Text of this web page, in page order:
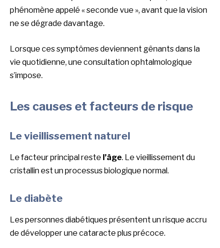
phénomène appelé « seconde vue », avant que la vision
ne se dégrade davantage.
Lorsque ces symptômes deviennent gênants dans la
vie quotidienne, une consultation ophtalmologique
s’impose.
Les causes et facteurs de risque
Le vieillissement naturel
Le facteur principal reste l’âge. Le vieillissement du
cristallin est un processus biologique normal.
Le diabète
Les personnes diabétiques présentent un risque accru
de développer une cataracte plus précoce.